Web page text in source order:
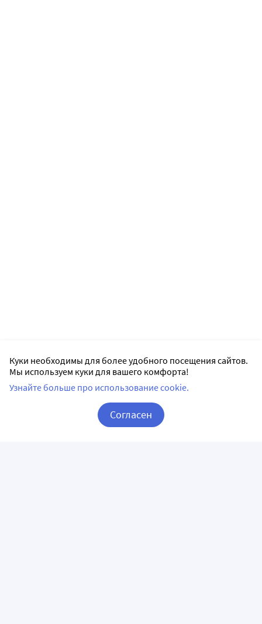
Куки необходимы для более удобного посещения сайтов.
Мы используем куки для вашего комфорта!
Узнайте больше про использование cookie.
Согласен